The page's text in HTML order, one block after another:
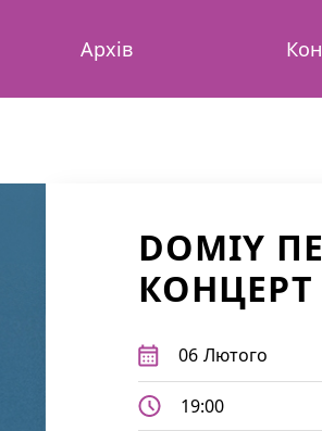
Архів
DOMIY
КОНЦЕРТ
06 Лютого
19:00